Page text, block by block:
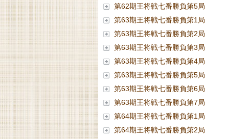
第62期王将戦七番勝負第5局
第63期王将戦七番勝負第1局
第63期王将戦七番勝負第2局
第63期王将戦七番勝負第3局
第63期王将戦七番勝負第4局
第63期王将戦七番勝負第5局
第63期王将戦七番勝負第6局
第63期王将戦七番勝負第7局
第64期王将戦七番勝負第1局
第64期王将戦七番勝負第2局